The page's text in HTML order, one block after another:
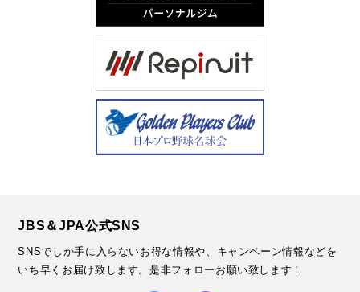
JBS＆JPA公式SNS
SNSでしか手に入らないお得な情報や、キャンペーン情報などを
いち早くお届け致します。是非フォローお願い致します！